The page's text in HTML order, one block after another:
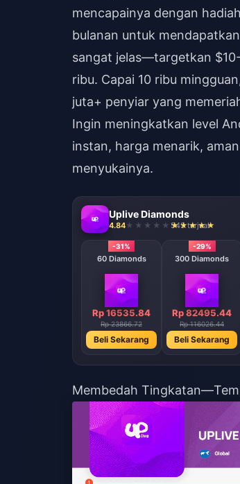
mencapainya dengan
bulanan untuk
sangat jelas—targetkan
ribu. Capai 10 ribu
juta+ penyiar yang
Ingin meningkatkan level
instan, harga menarik,
menyukainya.
Uplive Diamonds
4.84 545 terjual
-31%
60 Diamonds
Rp 16535.84
Rp 23866.72
Beli Sekarang
-29%
300 Diamonds
Rp 82495.44
Rp 116026.44
Beli Sekarang
Membedah